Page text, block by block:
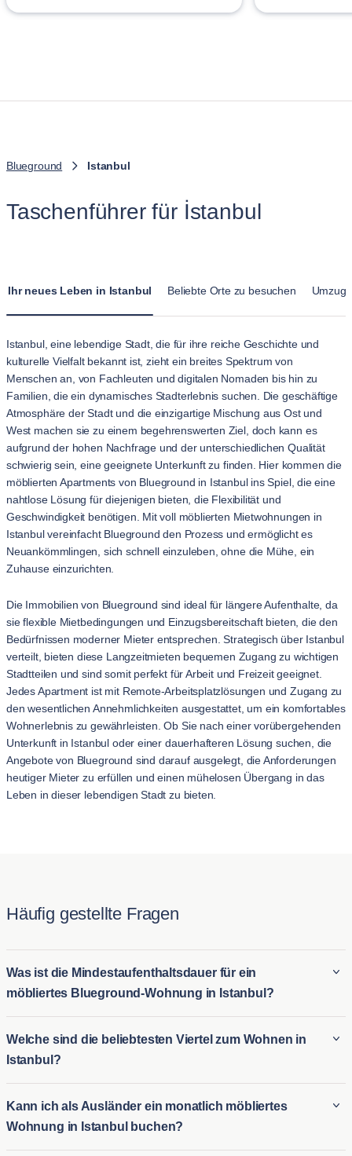
Blueground Istanbul
Taschenführer für İstanbul
Ihr neues Leben in Istanbul Beliebte Orte zu besuchen Umzug
Istanbul, eine lebendige Stadt, die für ihre reiche Geschichte und
kulturelle Vielfalt bekannt ist, zieht ein breites Spektrum von
Menschen an, von Fachleuten und digitalen Nomaden bis hin zu
Familien, die ein dynamisches Stadterlebnis suchen. Die geschäftige
Atmosphäre der Stadt und die einzigartige Mischung aus Ost und
West machen sie zu einem begehrenswerten Ziel, doch kann es
aufgrund der hohen Nachfrage und der unterschiedlichen Qualität
schwierig sein, eine geeignete Unterkunft zu finden. Hier kommen die
möblierten Apartments von Blueground in Istanbul ins Spiel, die eine
nahtlose Lösung für diejenigen bieten, die Flexibilität und
Geschwindigkeit benötigen. Mit voll möblierten Mietwohnungen in
Istanbul vereinfacht Blueground den Prozess und ermöglicht es
Neuankömmlingen, sich schnell einzuleben, ohne die Mühe, ein
Zuhause einzurichten.
Die Immobilien von Blueground sind ideal für längere Aufenthalte, da
sie flexible Mietbedingungen und Einzugsbereitschaft bieten, die den
Bedürfnissen moderner Mieter entsprechen. Strategisch über Istanbul
verteilt, bieten diese Langzeitmieten bequemen Zugang zu wichtigen
Stadtteilen und sind somit perfekt für Arbeit und Freizeit geeignet.
Jedes Apartment ist mit Remote-Arbeitsplatzlösungen und Zugang zu
den wesentlichen Annehmlichkeiten ausgestattet, um ein komfortables
Wohnerlebnis zu gewährleisten. Ob Sie nach einer vorübergehenden
Unterkunft in Istanbul oder einer dauerhafteren Lösung suchen, die
Angebote von Blueground sind darauf ausgelegt, die Anforderungen
heutiger Mieter zu erfüllen und einen mühelosen Übergang in das
Leben in dieser lebendigen Stadt zu bieten.
Häufig gestellte Fragen
Was ist die Mindestaufenthaltsdauer für ein
möbliertes Blueground-Wohnung in Istanbul?
in Istanbul beträgt in der Regel 3 Nacht. Dies macht es ideal
für sowohl langfristige möblierte Vermietungen in Istanbul als
auch für kurzfristige Wohnmöglichkeiten für diejenigen, die
eine vorübergehende Unterkunft benötigen. Ob Sie umziehen
oder für einen längeren Zeitraum zu Besuch sind, die
Flexibilität von Blueground passt sich verschiedenen
Welche sind die beliebtesten Viertel zum Wohnen in
Istanbul?
Beyoğlu ist bekannt für sein reiches kulturelles Erbe, sein
pulsierendes Nachtleben und seine historische Architektur,
Kann ich als Ausländer ein monatlich möbliertes
Wohnung in Istanbul buchen?